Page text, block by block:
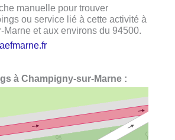
manuelle pour trouver
ou service lié à cette activité à
Marne et aux environs du 94500.
à Champigny-sur-Marne :